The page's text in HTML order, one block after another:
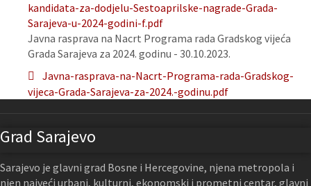
kandidata-za-dodjelu-Sestoaprilske-nagrade-Grada-
Sarajeva-u-2024-godini-f.pdf
Javna rasprava na Nacrt Programa rada Gradskog vijeća
Grada Sarajeva za 2024. godinu - 30.10.2023.
Javna-rasprava-na-Nacrt-Programa-rada-Gradskog-
vijeca-Grada-Sarajeva-za-2024.-godinu.pdf
Grad Sarajevo
Sarajevo je glavni grad Bosne i Hercegovine, njena metropola i
njen najveći urbani, kulturni, ekonomski i prometni centar, glavni